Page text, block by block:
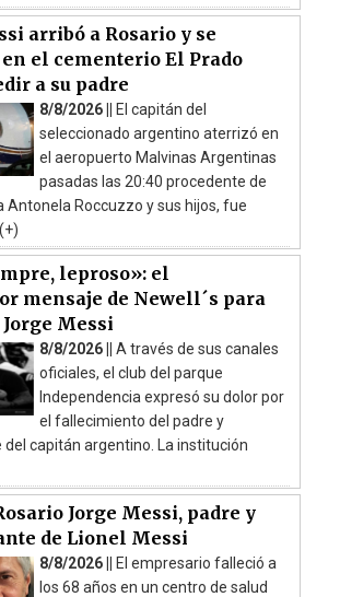
arribó a Rosario y se
el cementerio El Prado
a su padre
8/8/2026 || El capitán del
seleccionado argentino aterrizó en
el aeropuerto Malvinas Argentinas
pasadas las 20:40 procedente de
Antonela Roccuzzo y sus hijos, fue
leproso»: el
mensaje de Newell´s para
Messi
8/8/2026 || A través de sus canales
oficiales, el club del parque
Independencia expresó su dolor por
el fallecimiento del padre y
capitán argentino. La institución
Jorge Messi, padre y
de Lionel Messi
8/8/2026 || El empresario falleció a
los 68 años en un centro de salud